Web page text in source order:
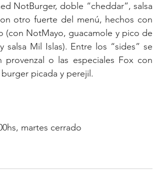
NotBurger, doble “cheddar”, salsa
otro fuerte del menú, hechos con
(con NotMayo, guacamole y pico de
Mil Islas). Entre los “sides” se
provenzal o las especiales Fox con
picada y perejil.
martes cerrado